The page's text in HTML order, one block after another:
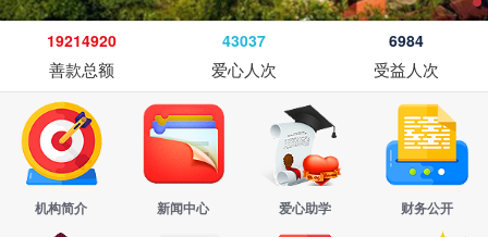
19214920
善款总额
43037
爱心人次
6984
受益人次
机构简介 新闻中心 爱心助学 财务公开